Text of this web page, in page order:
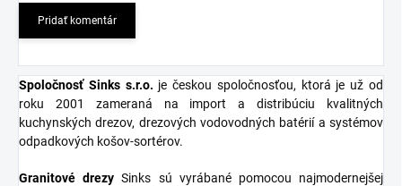
Pridať komentár
Spoločnosť Sinks s.r.o. je českou spoločnosťou, ktorá je už od
roku 2001 zameraná na import a distribúciu kvalitných
kuchynských drezov, drezových vodovodných batérií a systémov
odpadkových košov-sortérov.
Granitové drezy Sinks sú vyrábané pomocou najmodernejšej